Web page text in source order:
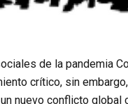
de la pandemia
crítico, sin
nuevo conflicto